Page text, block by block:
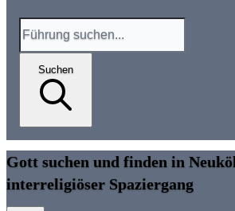
Suchen
Gott suchen und finden in
interreligiöser Spaziergang